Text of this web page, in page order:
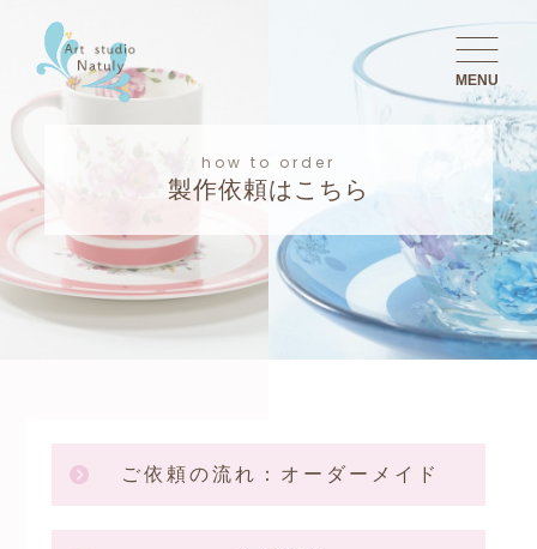
MENU
how to order
製作依頼はこちら
ご依頼の流れ：オーダーメイド